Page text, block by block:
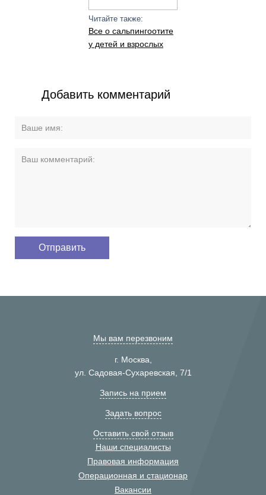
Читайте также:
Все о сальпингоотите
у детей и взрослых
Добавить комментарий
Мы вам перезвоним
г. Москва,
ул. Садовая-Сухаревская, 7/1
Запись на прием
Задать вопрос
Оставить свой отзыв
Наши специалисты
Правовая информация
Операционная и стационар
Вакансии